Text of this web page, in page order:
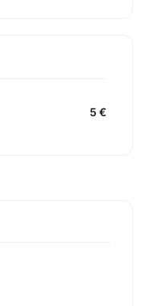
5 €